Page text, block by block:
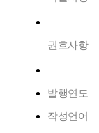
권호사항
발행연도
작성언어